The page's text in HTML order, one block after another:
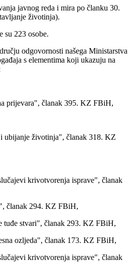
javnog reda i mira po članku 30.
životinja).
su 223 osobe.
odgovornosti našega Ministarstva
s elementima koji ukazuju na
prijevara", članak 395. KZ FBiH,
ubijanje životinja", članak 318. KZ
krivotvorenja isprave", članak
članak 294. KZ FBiH,
tuđe stvari", članak 293. KZ FBiH,
ozljeda", članak 173. KZ FBiH,
krivotvorenja isprave", članak